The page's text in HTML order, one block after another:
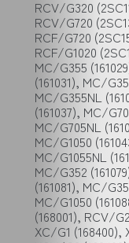
RCV/G320
RCV/G720
RCF/G720
RCF/G1020
MC/G355
(161031), MC/
MC/G355NL
(161037), MC/
MC/G705NL
MC/G1050
MC/G1055NL
MC/G352
(161081), MC/
MC/G1050
(168001), RCV/
XC/G1 (168400),